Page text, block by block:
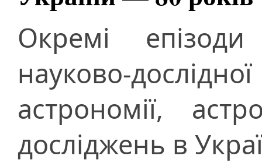
Окремі
науково-
астрономії,
досліджень в